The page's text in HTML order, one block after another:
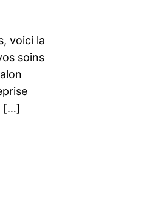
voici la
soins
[…]